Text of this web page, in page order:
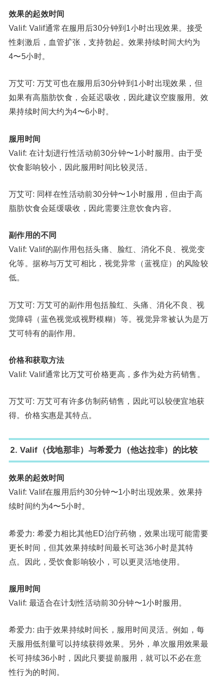
效果的起效时间
Valif: Valif通常在服用后30分钟到1小时出现效果。接受
性刺激后，血管扩张，支持勃起。效果持续时间大约为
4〜5小时。
万艾可: 万艾可也在服用后30分钟到1小时出现效果，但
如果有高脂肪饮食，会延迟吸收，因此建议空腹服用。效
果持续时间大约为4〜6小时。
服用时间
Valif: 在计划进行性活动前30分钟〜1小时服用。由于受
饮食影响较小，因此服用时间比较灵活。
万艾可: 同样在性活动前30分钟〜1小时服用，但由于高
脂肪饮食会延缓吸收，因此需要注意饮食内容。
副作用的不同
Valif: Valif的副作用包括头痛、脸红、消化不良、视觉变
化等。据称与万艾可相比，视觉异常（蓝视症）的风险较
低。
万艾可: 万艾可的副作用包括脸红、头痛、消化不良、视
觉障碍（蓝色视觉或视野模糊）等。视觉异常被认为是万
艾可特有的副作用。
价格和获取方法
Valif: Valif通常比万艾可价格更高，多作为处方药销售。
万艾可: 万艾可有许多仿制药销售，因此可以较便宜地获
得。价格实惠是其特点。
2. Valif（伐地那非）与希爱力（他达拉非）的比较
效果的起效时间
Valif: Valif在服用后约30分钟〜1小时出现效果。效果持
续时间约为4〜5小时。
希爱力: 希爱力相比其他ED治疗药物，效果出现可能需要
更长时间，但其效果持续时间最长可达36小时是其特
点。因此，受饮食影响较小，可以更灵活地使用。
服用时间
Valif: 最适合在计划性活动前30分钟〜1小时服用。
希爱力: 由于效果持续时间长，服用时间灵活。例如，每
天服用低剂量可以持续获得效果。另外，单次服用效果最
长可持续36小时，因此只要提前服用，就可以不必在意
性行为的时间。